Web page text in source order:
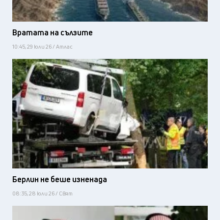
Вратата на сълзите
10:45, 29 юли 26 / Атлас
Берлин не беше изненада
08:35, 28 юли 26 / Свят